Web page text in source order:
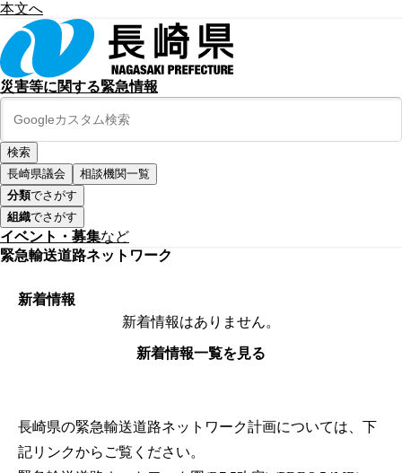
本文へ
災害等に関する緊急情報
長崎県議会
相談機関一覧
分類でさがす
組織でさがす
イベント・募集など
緊急輸送道路ネットワーク
新着情報
新着情報はありません。
新着情報一覧を見る
長崎県の緊急輸送道路ネットワーク計画については、下
記リンクからご覧ください。